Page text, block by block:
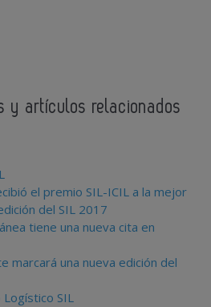
y artículos relacionados
el premio SIL-ICIL a la mejor
del SIL 2017
tiene una nueva cita en
marcará una nueva edición del
SIL